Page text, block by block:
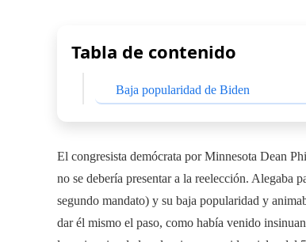
Tabla de contenido
Baja popularidad de Biden
El congresista demócrata por Minnesota Dean
no se debería presentar a la reelección. Alegaba
segundo mandato) y su baja popularidad y
dar él mismo el paso, como había venido